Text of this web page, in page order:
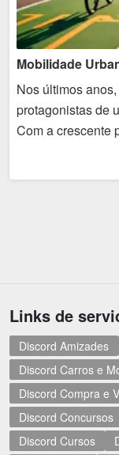
Nos últimos
protagonistas de
Com a crescente
climáticas e a
Links de
Discord Amizades
Discord Carros e
Discord Compra e
Discord Concursos
Discord Cursos